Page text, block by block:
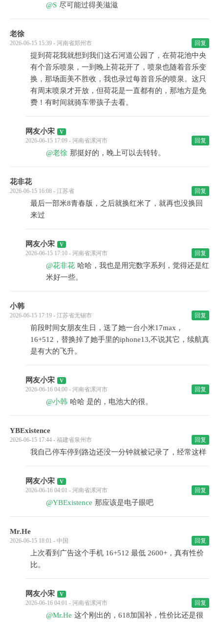
@S 尽可能过得美滋滋
老徐
2026-06-15 15:39 - 河南省郑州市 回复
提到荷花我就想到我们这石河道公园了，在荷花池中央
有个音乐喷泉，一到晚上荷花开了，喷泉也随着音乐变
换，那场面美不胜收，我也录过每首音乐的喷泉。这只
有周末喷泉才开放，但荷花是一直都有的，那地方是免
费！有时间就骑车带孩子去看。
网友小宋
2026-06-15 17:09 - 河南省漯河市 回复
@老徐 那挺好的，晚上可以去转转。
花非花
2026-06-15 16:08 - 江苏省 回复
最后一部米8青春版，之后就换红米了，就再也没换回
来过
网友小宋
2026-06-15 17:10 - 河南省漯河市 回复
@花非花 哈哈，我也是用完数字系列，觉得还是红
米好一些。
小韩
2026-06-15 17:19 - 江苏省无锡市 回复
前段时间女朋友生日，送了她一台小米17max，
16+512，替换掉了她手里的iphone13,不说其它，续航真
是有大的飞升。
网友小宋
2026-06-16 04:00 - 河南省漯河市 回复
@小韩 哈哈 是的，电池大的很。
YBExistence
2026-06-15 17:44 - 福建省泉州市 回复
我自己停车停到路边还没一分钟就被记录了，经常这样
网友小宋
2026-06-16 04:01 - 河南省漯河市 回复
@YBExistence 那应该是电子眼吧
Mr.He
2026-06-15 18:01 - 中国 回复
上次看到广告这个手机 16+512 最低 2600+，真有性价
比。
网友小宋
2026-06-16 04:01 - 河南省漯河市 回复
@Mr.He 这个刚出的，618加国补，性价比还是很